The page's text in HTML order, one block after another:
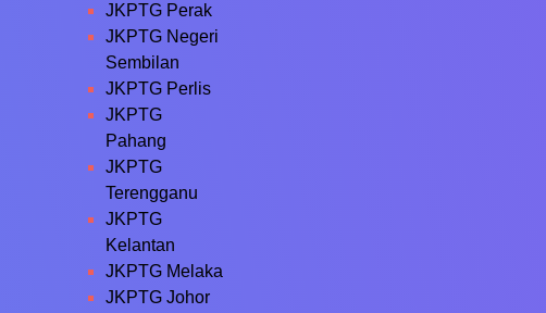
JKPTG Perak
JKPTG Negeri
Sembilan
JKPTG Perlis
JKPTG
Pahang
JKPTG
Terengganu
JKPTG
Kelantan
JKPTG Melaka
JKPTG Johor